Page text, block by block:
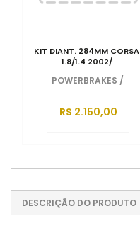
KIT DIANT. 284MM CORSA
1.8/1.4 2002/
POWERBRAKES /
R$ 2.150,00
DESCRIÇÃO DO PRODUTO